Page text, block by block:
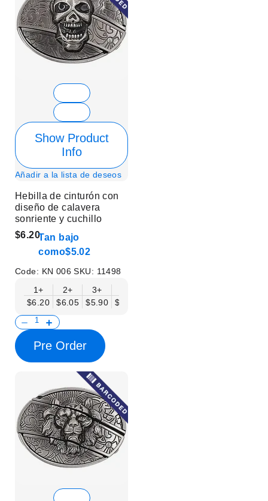
Show Product
Info
Añadir a la lista de deseos
Hebilla de cinturón con
diseño de calavera
sonriente y cuchillo
$6.20Tan bajo
como$5.02
Code: KN 006SKU: 11498
1+
$6.20
2+
$6.05
3+
$5.90
$5.75
Pre Order